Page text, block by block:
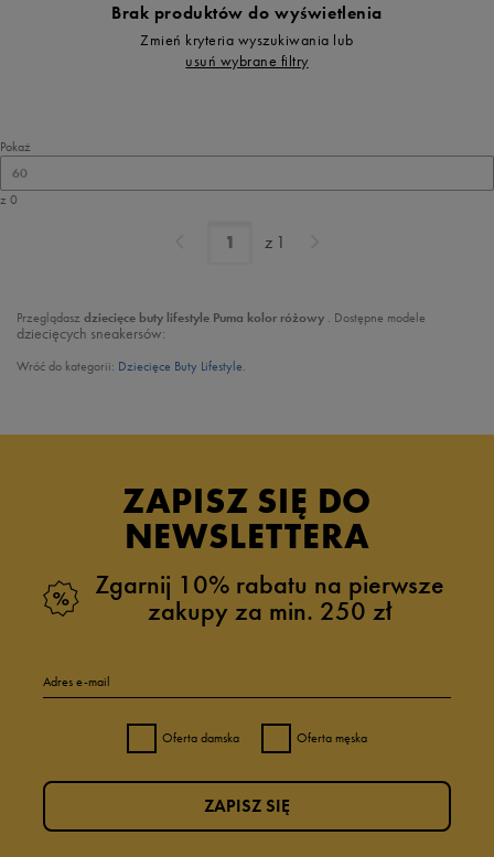
Brak produktów do wyświetlenia
Zmień kryteria wyszukiwania lub
usuń wybrane filtry
Pokaż
60
z 0
z 1
Przeglądasz dziecięce buty lifestyle Puma kolor różowy . Dostępne modele
dziecięcych sneakersów:
Wróć do kategorii: Dziecięce Buty Lifestyle.
ZAPISZ SIĘ DO
NEWSLETTERA
Zgarnij 10% rabatu na pierwsze
zakupy za min. 250 zł
Adres e-mail
Oferta damska Oferta męska
ZAPISZ SIĘ